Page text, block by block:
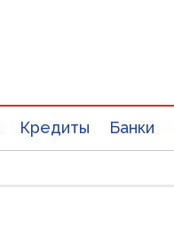
Кредиты Банки